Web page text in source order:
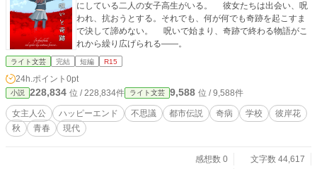
にしている二人の女子高生がいる。 彼女たちは出会い、呪
われ、抗おうとする。それでも、何が何でも奇跡を起こすま
で決して諦めない。 呪いで始まり、奇跡で終わる物語がこ
れから繰り広げられる――。
ライト文芸 完結 短編 R15
24h.ポイント 0pt
小説 228,834 位 / 228,834件 ライト文芸 9,588 位 / 9,588件
女主人公 ハッピーエンド 不思議 都市伝説 奇病 学校
彼岸花
秋
青春 現代
感想数 0
文字数 44,617